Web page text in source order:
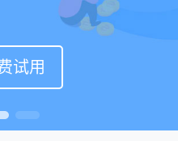
试用
试用
试用